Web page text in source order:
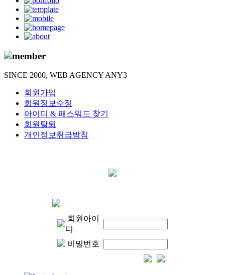
SINCE 2000, WEB AGENCY ANY3
회원가입
회원정보수정
아이디 & 패스워드 찾기
회원탈퇴
개인정보취급방침
회원아이
디
비밀번호